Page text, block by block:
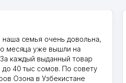
наша семья очень довольна,
месяца уже вышли на
каждый выданный товар
до 40 тыс сомов. По совету
Озона в Узбекистане